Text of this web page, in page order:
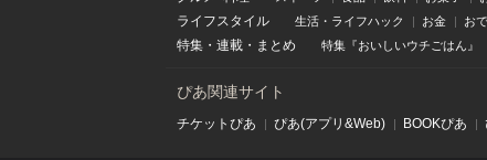
ライフスタイル 生活・ライフハック お金 お
特集 ・ 連載 ・ まとめ 特集『おいしいウチごはん』
ぴあ関連サイト
チケットぴあ ぴあ(アプリ&Web) BOOKぴあ